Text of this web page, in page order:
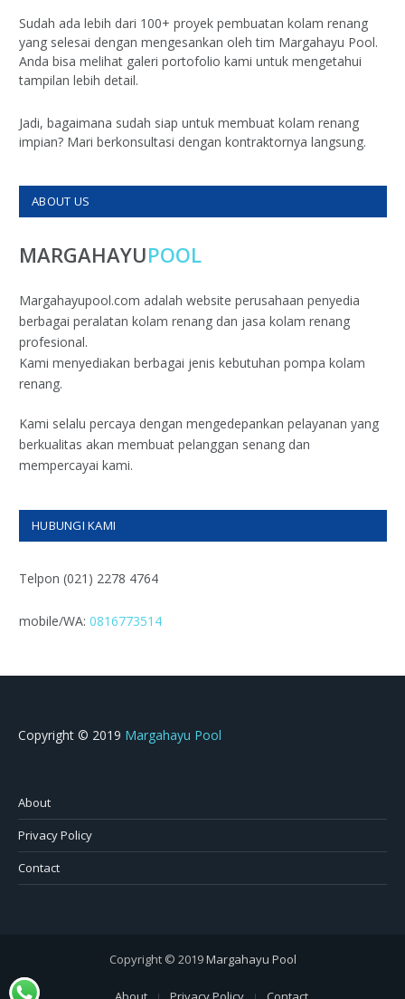
Sudah ada lebih dari 100+ proyek pembuatan kolam renang
yang selesai dengan mengesankan oleh tim Margahayu Pool.
Anda bisa melihat galeri portofolio kami untuk mengetahui
tampilan lebih detail.
Jadi, bagaimana sudah siap untuk membuat kolam renang
impian? Mari berkonsultasi dengan kontraktornya langsung.
ABOUT US
MARGAHAYUPOOL
Margahayupool.com adalah website perusahaan penyedia
berbagai peralatan kolam renang dan jasa kolam renang
profesional.
Kami menyediakan berbagai jenis kebutuhan pompa kolam
renang.
Kami selalu percaya dengan mengedepankan pelayanan yang
berkualitas akan membuat pelanggan senang dan
mempercayai kami.
HUBUNGI KAMI
Telpon (021) 2278 4764
mobile/WA: 0816773514
Copyright © 2019 Margahayu Pool
About
Privacy Policy
Contact
Copyright © 2019Margahayu Pool